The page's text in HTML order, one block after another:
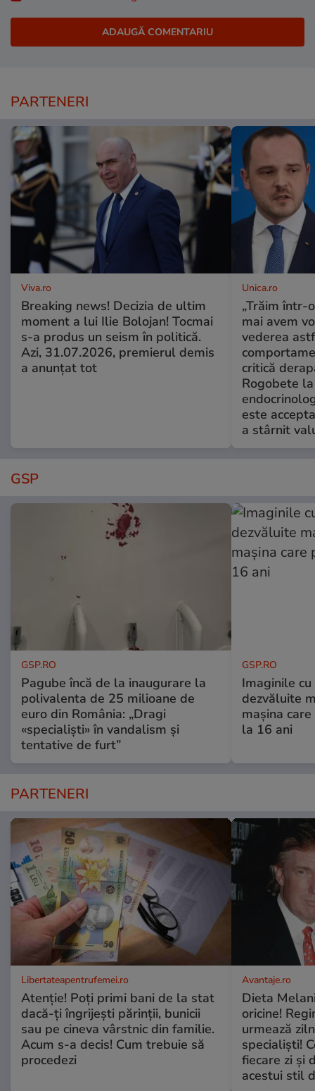
PARTENERI
Viva.ro
Breaking news! Decizia de ultim
moment a lui Ilie Bolojan! Tocmai
s-a produs un seism în politică.
Azi, 31.07.2026, premierul demis
a anunțat tot
Unica.ro
„Trăim într-
mai avem
vederea
critică
Rogobete
este
a stârnit
GSP
GSP.RO
Pagube încă de la inaugurare la
polivalenta de 25 milioane de
euro din România: „Dragi
«specialiști» în vandalism și
tentative de furt”
GSP.RO
Imaginile
dezvăluite
mașina
la 16 ani
PARTENERI
Libertateapentrufemei.ro
Atenție! Poți primi bani de la stat
dacă-ți îngrijești părinții, bunicii
sau pe cineva vârstnic din familie.
Acum s-a decis! Cum trebuie să
procedezi
Avantaje.ro
Dieta
oricine!
urmează
specialiști!
fiecare zi și
acestui stil